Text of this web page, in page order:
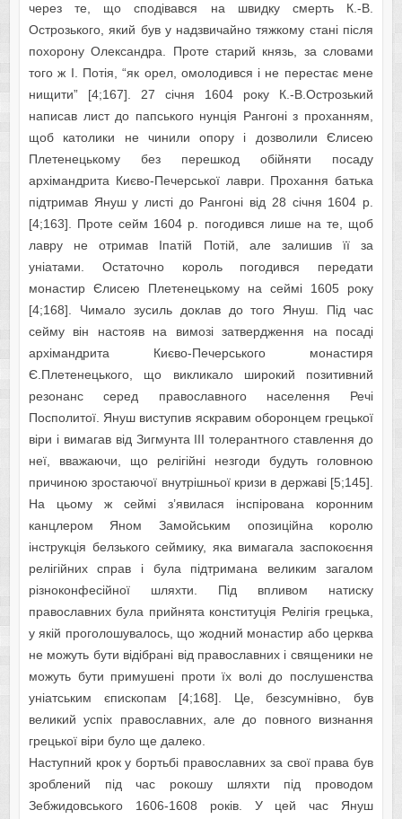
через те, що сподівався на швидку смерть К.-В.
Острозького, який був у надзвичайно тяжкому стані після
похорону Олександра. Проте старий князь, за словами
того ж І. Потія, “як орел, омолодився і не перестає мене
нищити” [4;167]. 27 січня 1604 року К.-В.Острозький
написав лист до папського нунція Рангоні з проханням,
щоб католики не чинили опору і дозволили Єлисею
Плетенецькому без перешкод обійняти посаду
архімандрита Києво-Печерської лаври. Прохання батька
підтримав Януш у листі до Рангоні від 28 січня 1604 р.
[4;163]. Проте сейм 1604 р. погодився лише на те, щоб
лавру не отримав Іпатій Потій, але залишив її за
уніатами. Остаточно король погодився передати
монастир Єлисею Плетенецькому на сеймі 1605 року
[4;168]. Чимало зусиль доклав до того Януш. Під час
сейму він настояв на вимозі затвердження на посаді
архімандрита Києво-Печерського монастиря
Є.Плетенецького, що викликало широкий позитивний
резонанс серед православного населення Речі
Посполитої. Януш виступив яскравим оборонцем грецької
віри і вимагав від Зигмунта ІІІ толерантного ставлення до
неї, вважаючи, що релігійні незгоди будуть головною
причиною зростаючої внутрішньої кризи в державі [5;145].
На цьому ж сеймі з’явилася інспірована коронним
канцлером Яном Замойським опозиційна королю
інструкція белзького сеймику, яка вимагала заспокоєння
релігійних справ і була підтримана великим загалом
різноконфесійної шляхти. Під впливом натиску
православних була прийнята конституція Релігія грецька,
у якій проголошувалось, що жодний монастир або церква
не можуть бути відібрані від православних і священики не
можуть бути примушені проти їх волі до послушенства
уніатським єпископам [4;168]. Це, безсумнівно, був
великий успіх православних, але до повного визнання
грецької віри було ще далеко.
Наступний крок у бортьбі православних за свої права був
зроблений під час рокошу шляхти під проводом
Зебжидовського 1606-1608 років. У цей час Януш